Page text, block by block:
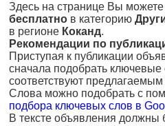
Здесь на странице Вы можете
бесплатно в категорию
в регионе Коканд.
Рекомендации по
Приступая к публикации
сначала подобрать ключевые
соответствуют
Слова можно подобрать с
подбора ключевых слов в
В тексте объявления должны